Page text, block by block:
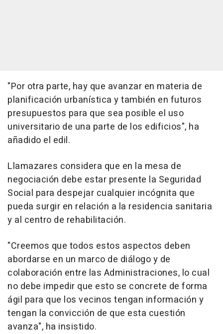
"Por otra parte, hay que avanzar en materia de
planificación urbanística y también en futuros
presupuestos para que sea posible el uso
universitario de una parte de los edificios", ha
añadido el edil.
Llamazares considera que en la mesa de
negociación debe estar presente la Seguridad
Social para despejar cualquier incógnita que
pueda surgir en relación a la residencia sanitaria
y al centro de rehabilitación.
"Creemos que todos estos aspectos deben
abordarse en un marco de diálogo y de
colaboración entre las Administraciones, lo cual
no debe impedir que esto se concrete de forma
ágil para que los vecinos tengan información y
tengan la convicción de que esta cuestión
avanza", ha insistido.